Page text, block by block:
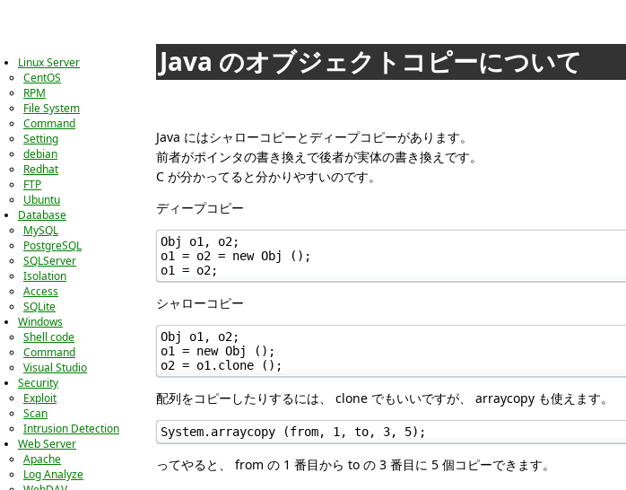
Linux Server
CentOS
RPM
File System
Command
Setting
debian
Redhat
FTP
Ubuntu
Database
MySQL
PostgreSQL
SQLServer
Isolation
Access
SQLite
Windows
Shell code
Command
Visual Studio
Security
Exploit
Scan
Intrusion Detection
Web Server
Apache
Log Analyze
Java のオブジェクトコピーについて
Java にはシャローコピーとディープコピーがあります。
前者がポインタの書き換えで後者が実体の書き換えです。
C が分かってると分かりやすいのです。
ディープコピー
Obj o1, o2;
o1 = o2 = new Obj ();
o1 = o2;
シャローコピー
Obj o1, o2;
o1 = new Obj ();
o2 = o1.clone ();
配列をコピーしたりするには、 clone でもいいですが、 arraycopy も使えます。
System.arraycopy (from, 1, to, 3, 5);
ってやると、 from の 1 番目から to の 3 番目に 5 個コピーできます。